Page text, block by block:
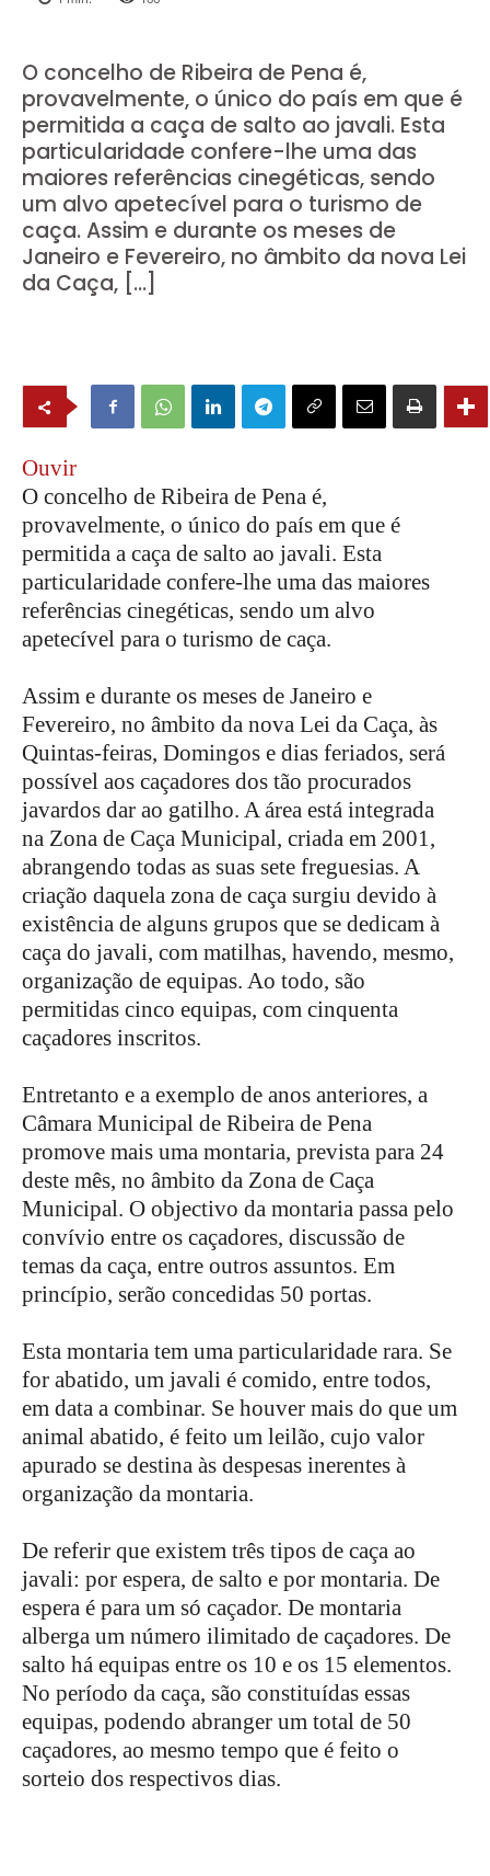
O concelho de Ribeira de Pena é,
provavelmente, o único do país em que é
permitida a caça de salto ao javali. Esta
particularidade confere-lhe uma das
maiores referências cinegéticas, sendo
um alvo apetecível para o turismo de
caça. Assim e durante os meses de
Janeiro e Fevereiro, no âmbito da nova Lei
da Caça, […]
Ouvir
O concelho de Ribeira de Pena é,
provavelmente, o único do país em que é
permitida a caça de salto ao javali. Esta
particularidade confere-lhe uma das maiores
referências cinegéticas, sendo um alvo
apetecível para o turismo de caça.
Assim e durante os meses de Janeiro e
Fevereiro, no âmbito da nova Lei da Caça, às
Quintas-feiras, Domingos e dias feriados, será
possível aos caçadores dos tão procurados
javardos dar ao gatilho. A área está integrada
na Zona de Caça Municipal, criada em 2001,
abrangendo todas as suas sete freguesias. A
criação daquela zona de caça surgiu devido à
existência de alguns grupos que se dedicam à
caça do javali, com matilhas, havendo, mesmo,
organização de equipas. Ao todo, são
permitidas cinco equipas, com cinquenta
caçadores inscritos.
Entretanto e a exemplo de anos anteriores, a
Câmara Municipal de Ribeira de Pena
promove mais uma montaria, prevista para 24
deste mês, no âmbito da Zona de Caça
Municipal. O objectivo da montaria passa pelo
convívio entre os caçadores, discussão de
temas da caça, entre outros assuntos. Em
princípio, serão concedidas 50 portas.
Esta montaria tem uma particularidade rara. Se
for abatido, um javali é comido, entre todos,
em data a combinar. Se houver mais do que um
animal abatido, é feito um leilão, cujo valor
apurado se destina às despesas inerentes à
organização da montaria.
De referir que existem três tipos de caça ao
javali: por espera, de salto e por montaria. De
espera é para um só caçador. De montaria
alberga um número ilimitado de caçadores. De
salto há equipas entre os 10 e os 15 elementos.
No período da caça, são constituídas essas
equipas, podendo abranger um total de 50
caçadores, ao mesmo tempo que é feito o
sorteio dos respectivos dias.